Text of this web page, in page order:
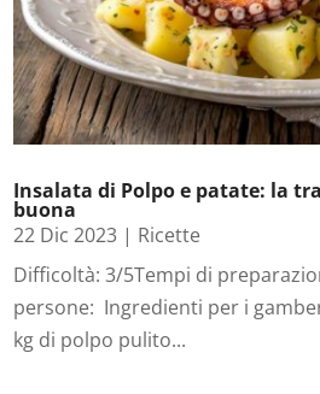
Insalata di Polpo e patate: la
buona
22 Dic 2023 | Ricette
Difficoltà: 3/5Tempi di
persone: Ingredienti per i
kg di polpo pulito...